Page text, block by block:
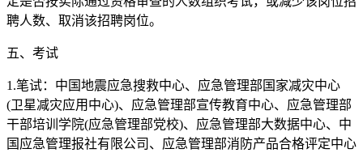
聘人数、取消该招聘岗位。
五、考试
1.笔试：中国地震应急搜救中心、应急管理部国家减灾中心
(卫星减灾应用中心)、应急管理部宣传教育中心、应急管理部
干部培训学院(应急管理部党校)、应急管理部大数据中心、中
国应急管理报社有限公司、应急管理部消防产品合格评定中心